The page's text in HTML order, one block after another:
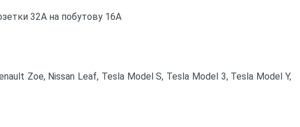
32А на побутову 16А
Zoe, Nissan Leaf, Tesla Model S, Tesla Model 3, Tesla Model Y,